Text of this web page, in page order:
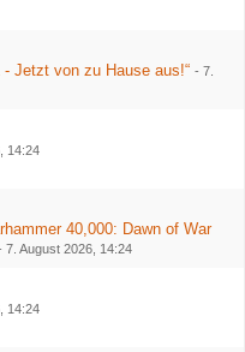
Jetzt von zu Hause aus!“ - 7.
14:24
40,000: Dawn of War
7. August 2026, 14:24
14:24